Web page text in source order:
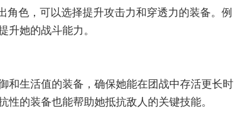
角色，可以选择提升攻击力和穿透力的装备。例
升她的战斗能力。
和生活值的装备，确保她能在团战中存活更长时
的装备也能帮助她抵抗敌人的关键技能。